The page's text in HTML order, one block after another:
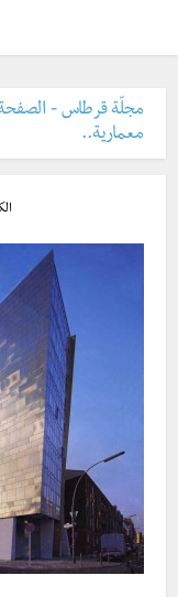
مجلّة قرطاس - الصفحة
معمارية..